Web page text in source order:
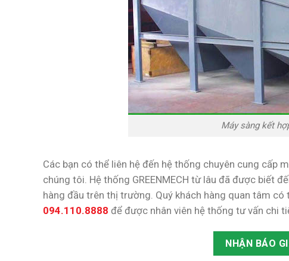
Máy sàng kết
Các bạn có thể liên hệ đến hệ thống chuyên cung cấp
chúng tôi. Hệ thống GREENMECH từ lâu đã được biết
hàng đầu trên thị trường. Quý khách hàng quan tâm
094.110.8888 để được nhân viên hệ thống tư vấn chi
NHẬN BÁO